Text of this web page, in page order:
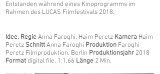
Entstanden während eines Kinoprogramms im
Rahmen des LUCAS Filmfestivals 2018.
Idee, RegieAnna Faroqhi, Haim Peretz Kamera Haim
Peretz SchnittAnna Faroqhi Produktion Faroqhi
Peretz Filmproduktion, Berlin Produktionsjahr2018
Formatdigital file, 1:1,66 Länge 2 Min.